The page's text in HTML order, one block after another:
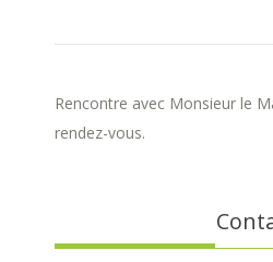
Rencontre avec Monsieur le
rendez-vous.